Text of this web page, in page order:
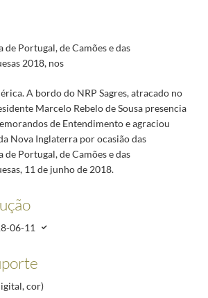
Portugal, de Camões e das
2018, nos
A bordo do NRP Sagres, atracado no
Marcelo Rebelo de Sousa presencia
de Entendimento e agraciou
Nova Inglaterra por ocasião das
Portugal, de Camões e das
11 de junho de 2018.
06-11
cor)